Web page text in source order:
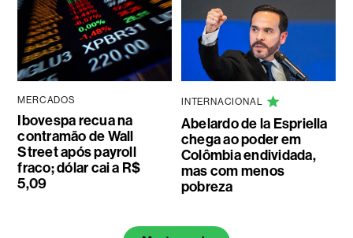
MERCADOS
Ibovespa recua na
contramão de Wall
Street após payroll
fraco; dólar cai a R$
5,09
INTERNACIONAL
Abelardo de la Espriella
chega ao poder em
Colômbia endividada,
mas com menos
pobreza